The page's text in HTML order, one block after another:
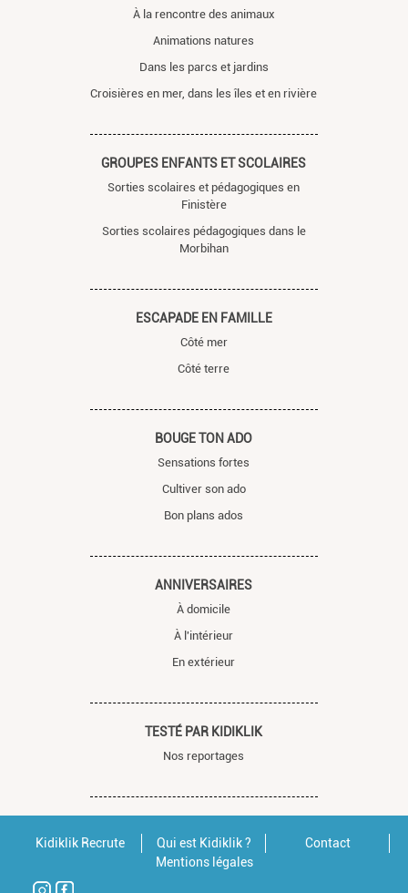
À la rencontre des animaux
Animations natures
Dans les parcs et jardins
Croisières en mer, dans les îles et en rivière
GROUPES ENFANTS ET SCOLAIRES
Sorties scolaires et pédagogiques en
Finistère
Sorties scolaires pédagogiques dans le
Morbihan
ESCAPADE EN FAMILLE
Côté mer
Côté terre
BOUGE TON ADO
Sensations fortes
Cultiver son ado
Bon plans ados
ANNIVERSAIRES
À domicile
À l'intérieur
En extérieur
TESTÉ PAR KIDIKLIK
Nos reportages
Kidiklik Recrute Qui est Kidiklik ?
Contact
Mentions légales